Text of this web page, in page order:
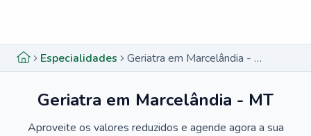
Especialidades Geriatra em Marcelândia - MT
Geriatra em Marcelândia - MT
Aproveite os valores reduzidos e agende agora a sua